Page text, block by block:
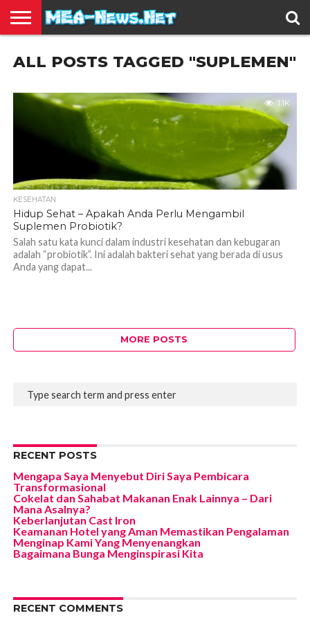
TERBARU
EDUKASI
HIBURAN
INSPIRASI
KESEHATAN
KULINER
OLAH
RAGA
OTOMOTIF
TRAVEL
JUAL
BELI
ALL POSTS TAGGED "SUPLEMEN"
1.1K
KESEHATAN
Hidup Sehat – Apakah Anda Perlu Mengambil
Suplemen Probiotik?
Salah satu kata kunci dalam industri kesehatan dan kebugaran
adalah “probiotik”. Ini adalah bakteri sehat yang berada di usus
Anda yang dapat...
MORE POSTS
RECENT POSTS
Mengapa Saya Menyebut Diri Saya Pembicara
Transformasional
Cokelat dan Sahabat Makanan Enak Lainnya – Dari
Mana Asalnya?
Keberlanjutan Cast Iron
Keamanan Hotel yang Aman Memastikan Pengalaman
Menginap Kami Yang Menyenangkan
Bagaimana Bunga Menginspirasi Kita
RECENT COMMENTS